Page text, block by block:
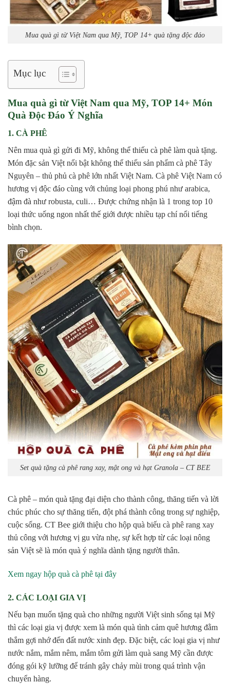
Mua quà gì từ Việt Nam qua Mỹ, TOP 14+ quà tặng độc đáo
Mục lục
Mua quà gì từ Việt Nam qua Mỹ, TOP 14+ Món
Quà Độc Đáo Ý Nghĩa
1. CÀ PHÊ
Nên mua quà gì gửi đi Mỹ, không thể thiếu cà phê làm quà tặng.
Món đặc sản Việt nổi bật không thể thiếu sản phẩm cà phê Tây
Nguyên – thủ phủ cà phê lớn nhất Việt Nam. Cà phê Việt Nam có
hương vị độc đáo cùng với chủng loại phong phú như arabica,
đậm đà như robusta, culi… Được chứng nhận là 1 trong top 10
loại thức uống ngon nhất thế giới được nhiều tạp chí nổi tiếng
bình chọn.
Set quà tặng cà phê rang xay, mật ong và hạt Granola – CT BEE
Cà phê – món quà tặng đại diện cho thành công, thăng tiến và lời
chúc phúc cho sự thăng tiến, đột phá thành công trong sự nghiệp,
cuộc sống. CT Bee giới thiệu cho hộp quà biếu cà phê rang xay
thủ công với hương vị gu vừa nhẹ, sự kết hợp từ các loại nông
sản Việt sẽ là món quà ý nghĩa dành tặng người thân.
Xem ngay hộp quà cà phê tại đây
2. CÁC LOẠI GIA VỊ
Nếu bạn muốn tặng quà cho những người Việt sinh sống tại Mỹ
thì các loại gia vị được xem là món quà tình cảm quê hương đằm
thắm gợi nhớ đến đất nước xinh đẹp. Đặc biệt, các loại gia vị như
nước nắm, mắm nêm, mắm tôm gửi làm quà sang Mỹ cần được
đóng gói kỹ lưỡng để tránh gây chảy mùi trong quá trình vận
chuyển hàng.